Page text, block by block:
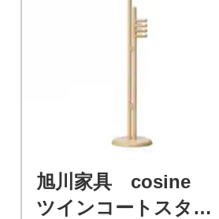
旭川家具 cosine
ツインコートスタン